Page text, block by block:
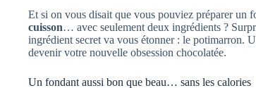
Et si on vous disait que vous pouviez préparer un
cuisson… avec seulement deux ingrédients ?
ingrédient secret va vous étonner : le potimarron.
devenir votre nouvelle obsession chocolatée.
Un fondant aussi bon que beau… sans les calories